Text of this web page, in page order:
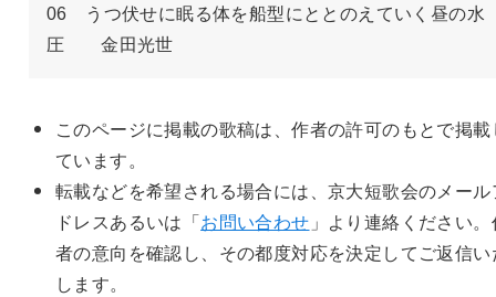
06　うつ伏せに眠る体を船型にととのえていく昼の水
圧　　金田光世
このページに掲載の歌稿は、作者の許可のもとで掲載
ています。
転載などを希望される場合には、京大短歌会のメール
ドレスあるいは「お問い合わせ 」より連絡ください
者の意向を確認し、その都度対応を決定してご返信い
します。